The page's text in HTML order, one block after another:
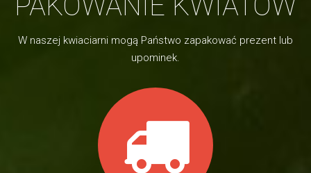
W naszej kwiaciarni mogą Państwo zapakować prezent lub
upominek.